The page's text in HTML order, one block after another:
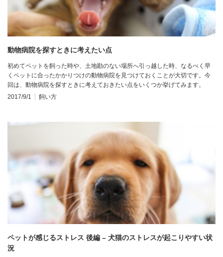
動物病院を探すときに考えたい点
初めてペットを飼った時や、土地勘のない場所へ引っ越した時、なるべく早
くペットに合ったかかりつけの動物病院を見つけておくことが大切です。今
回は、動物病院を探すときに考えておきたい点をいくつか挙げてみます。
2017/9/1
飼い方
ペットが感じるストレス 後編 – 犬猫のストレスが起こりやすい状
況